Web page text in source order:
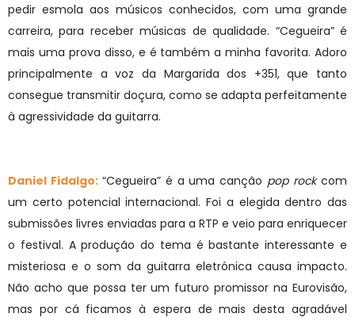
pedir esmola aos músicos conhecidos, com uma grande
carreira, para receber músicas de qualidade. “Cegueira” é
mais uma prova disso, e é também a minha favorita. Adoro
principalmente a voz da Margarida dos +351, que tanto
consegue transmitir doçura, como se adapta perfeitamente
à agressividade da guitarra.
Daniel Fidalgo: “Cegueira” é a uma canção pop rockcom
um certo potencial internacional. Foi a elegida dentro das
submissões livres enviadas para a RTP e veio para enriquecer
o festival. A produção do tema é bastante interessante e
misteriosa e o som da guitarra eletrónica causa impacto.
Não acho que possa ter um futuro promissor na Eurovisão,
mas por cá ficamos à espera de mais desta agradável